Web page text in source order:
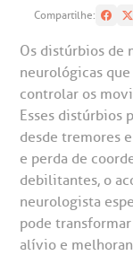
BUSCA
CONSULTAS E
ATENDIMENTO 24H
CONHEÇA AS
INSTITUCIONAL
NOSSOS SERVIÇOS
INFORMAÇÕES
ESPECIALIDADES
Compartilhe:
Os distúrbios de
neurológicas
controlar os
Esses distúrbios
desde tremores
e perda de
debilitantes, o
neurologista
pode
alívio e